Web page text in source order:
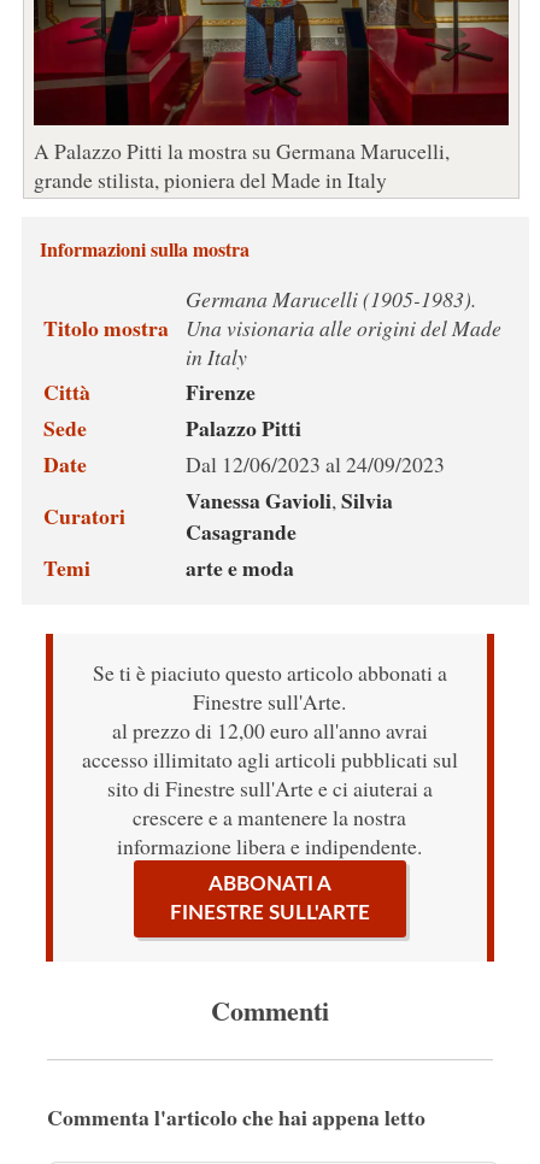
A Palazzo Pitti la mostra su Germana Marucelli,
grande stilista, pioniera del Made in Italy
Informazioni sulla mostra
Titolo mostra
Germana Marucelli (1905-1983).
Una visionaria alle origini del Made
in Italy
Città
Firenze
Sede
Palazzo Pitti
Date
Dal 12/06/2023 al 24/09/2023
Curatori Vanessa Gavioli,Silvia
Casagrande
Temi
arte e moda
Se ti è piaciuto questo articolo abbonati a
Finestre sull'Arte.
al prezzo di 12,00 euro all'anno avrai
accesso illimitato agli articoli pubblicati sul
sito di Finestre sull'Arte e ci aiuterai a
crescere e a mantenere la nostra
informazione libera e indipendente.
ABBONATI A
FINESTRE SULL'ARTE
Commenti
Commenta l'articolo che hai appena letto